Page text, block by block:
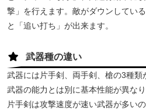
撃」を行えます。敵がダウンしてい
と「追い打ち」が出来ます。
武器種の違い
武器には片手剣、両手剣、槍の3種
武器の能力とは別に基本性能が異なり
片手剣は攻撃速度が速い武器が多い